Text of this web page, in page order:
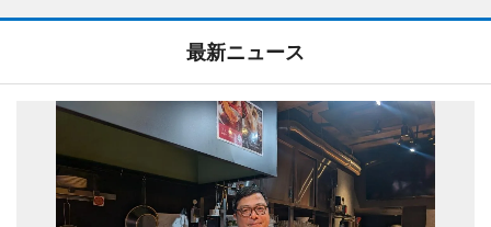
最新ニュース